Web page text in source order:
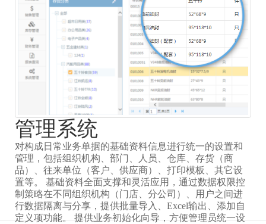
管理系统
对构成日常业务单据的基础资料信息进行统一的设置和
管理，包括组织机构、部门、人员、仓库、存货（商
品）、往来单位（客户、供应商）、打印模板、其它设
置等。 基础资料全面支撑和灵活应用，通过数据权限控
制策略在不同组织机构（门店、分公司）、用户之间进
行数据隔离与分享，提供批量导入、Excel输出、添加自
定义项功能。 提供业务初始化向导，方便管理员统一设